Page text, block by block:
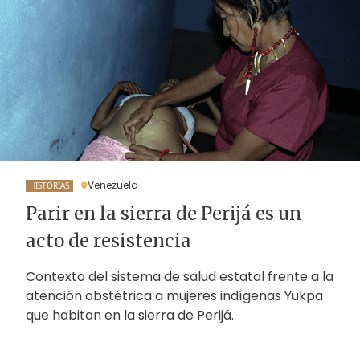
HISTORIAS Venezuela
Parir en la sierra de Perijá es un
acto de resistencia
Contexto del sistema de salud estatal frente a la
atención obstétrica a mujeres indígenas Yukpa
que habitan en la sierra de Perijá.